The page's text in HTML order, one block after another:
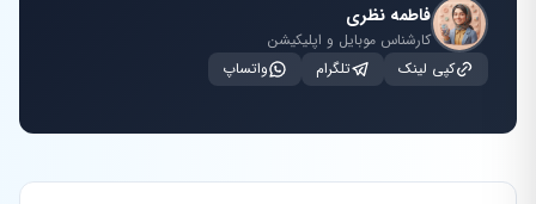
فاطمه نظری
کارشناس موبایل و اپلیکیشن
کپی لینک
تلگرام واتساپ